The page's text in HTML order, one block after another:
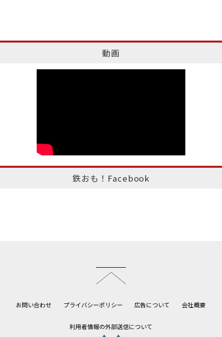
動画
鉄おも！Facebook
お問い合わせ プライバシーポリシー 広告について 会社概要
利用者情報の外部送信について